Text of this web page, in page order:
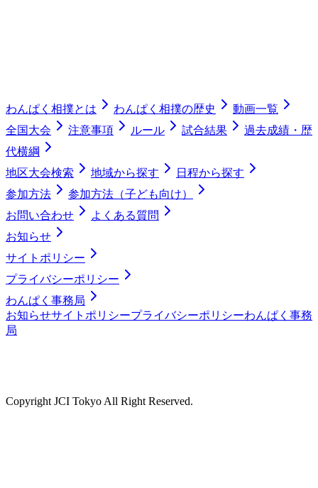
わんぱく相撲とは わんぱく相撲の歴史
動画一覧
全国大会
注意事項 ルール 試合結果
過去成績・歴
代横綱
地区大会検索
地域から探す
日程から探す
参加方法
参加方法（子ども向け）
お問い合わせ
よくある質問
お知らせ
サイトポリシー
プライバシーポリシー
わんぱく事務局
お知らせサイトポリシープライバシーポリシーわんぱく事務
局
Copyright JCI Tokyo All Right Reserved.